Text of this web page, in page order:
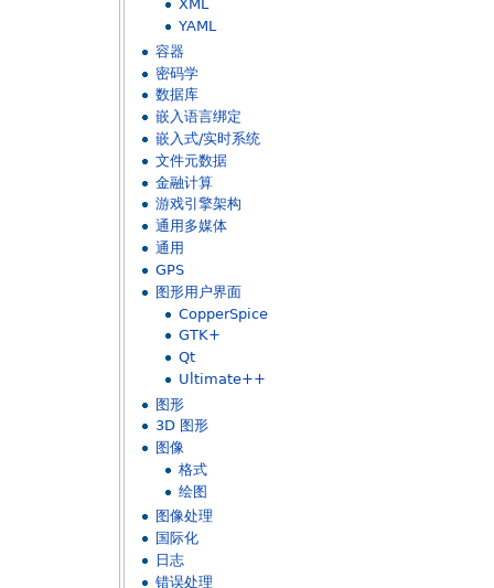
XML
YAML
容器
密码学
数据库
嵌入语言绑定
嵌入式/实时系统
文件元数据
金融计算
游戏引擎架构
通用多媒体
通用
GPS
图形用户界面
CopperSpice
GTK+
Qt
Ultimate++
图形
3D 图形
图像
格式
绘图
图像处理
国际化
日志
错误处理